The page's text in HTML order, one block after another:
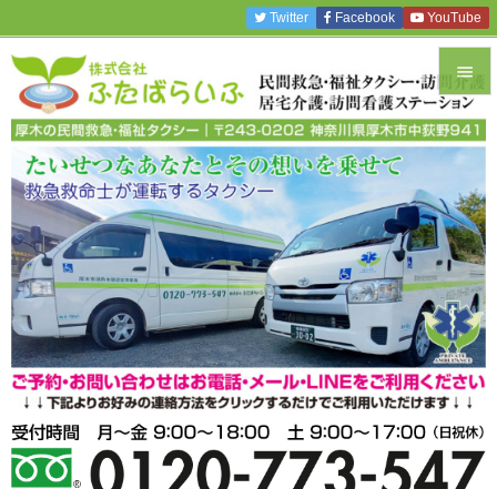


メニュ
サイド

前へ

次へ

検索
Twitter Facebook YouTube